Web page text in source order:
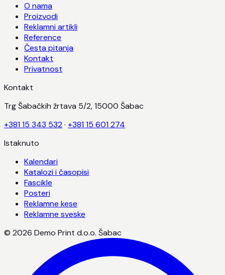
O nama
Proizvodi
Reklamni artikli
Reference
Česta pitanja
Kontakt
Privatnost
Kontakt
Trg Šabačkih žrtava 5/2, 15000 Šabac
+381 15 343 532· +381 15 601 274
Istaknuto
Kalendari
Katalozi i časopisi
Fascikle
Posteri
Reklamne kese
Reklamne sveske
© 2026 Demo Print d.o.o. Šabac